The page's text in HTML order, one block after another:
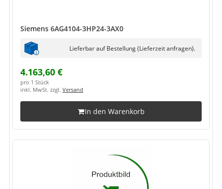
Siemens 6AG4104-3HP24-3AX0
Lieferbar auf Bestellung (Lieferzeit anfragen).
4.163,60 €
pro 1 Stück
inkl. MwSt. zzgl. Versand
In den Warenkorb